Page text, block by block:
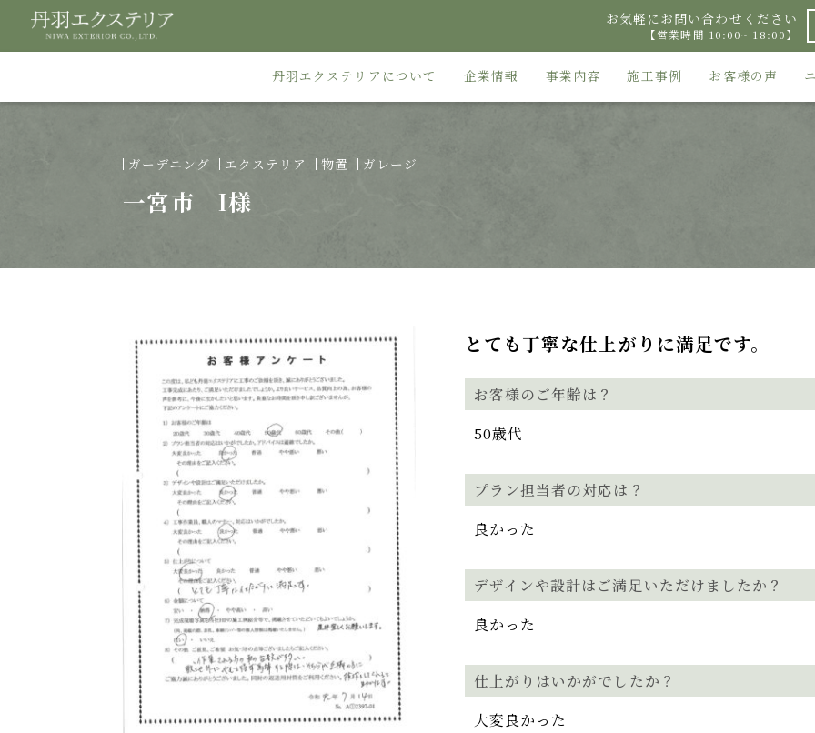
お気軽にお問い合わせください
【営業時間 10:00~ 18:00】
丹羽エクステリアについて 企業情報 事業内容 施工事例 お客様の声
ガーデニング エクステリア 物置 ガレージ
一宮市 I様
とても丁寧な仕上がりに満足です。
お客様のご年齢は？
50歳代
プラン担当者の対応は？
良かった
デザインや設計はご満足いただけましたか？
良かった
仕上がりはいかがでしたか？
大変良かった